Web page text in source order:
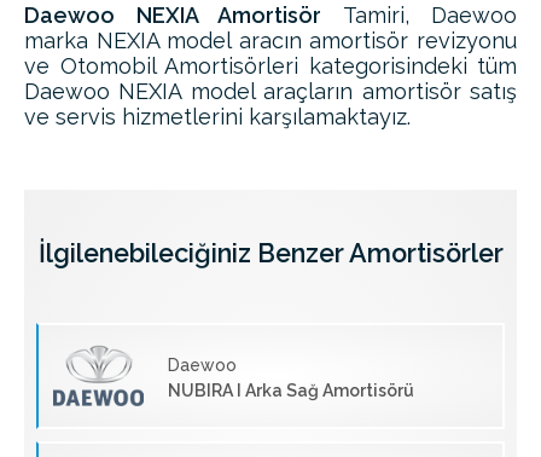
Daewoo NEXIA Amortisör Tamiri, Daewoo
marka NEXIA model aracın amortisör revizyonu
ve Otomobil Amortisörleri kategorisindeki tüm
Daewoo NEXIA model araçların amortisör satış
ve servis hizmetlerini karşılamaktayız.
İlgilenebileciğiniz Benzer Amortisörler
Daewoo
NUBIRA I Arka Sağ Amortisörü